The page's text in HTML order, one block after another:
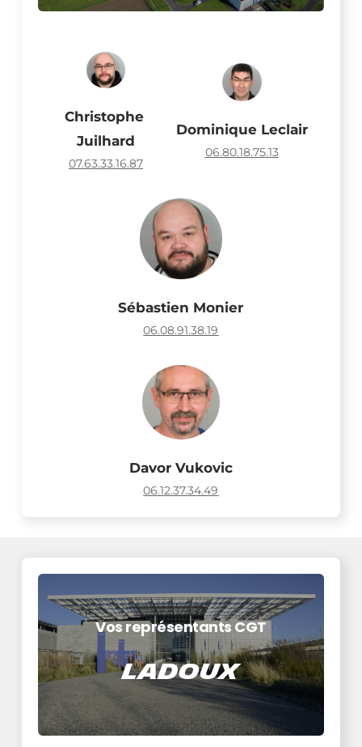
Christophe
Juilhard
07.63.33.16.87
Dominique Leclair
06.80.18.75.13
Sébastien Monier
06.08.91.38.19
Davor Vukovic
06.12.37.34.49
Vos représentants CGT
Ladoux